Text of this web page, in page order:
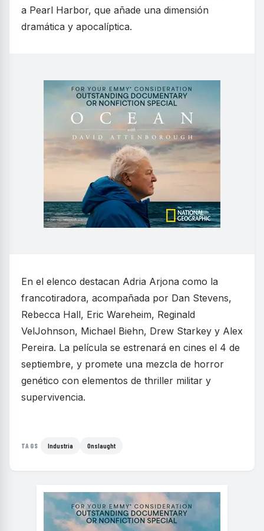
a Pearl Harbor, que añade una dimensión
dramática y apocalíptica.
En el elenco destacan Adria Arjona como la
francotiradora, acompañada por Dan Stevens,
Rebecca Hall, Eric Wareheim, Reginald
VelJohnson, Michael Biehn, Drew Starkey y Alex
Pereira. La película se estrenará en cines el 4 de
septiembre, y promete una mezcla de horror
genético con elementos de thriller militar y
supervivencia.
TAGS Industria Onslaught